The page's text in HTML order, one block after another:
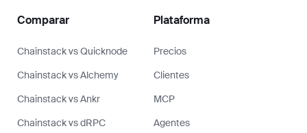
Comparar
Chainstack vs Quicknode
Chainstack vs Alchemy
Chainstack vs Ankr
Chainstack vs dRPC
Plataforma
Precios
Clientes
MCP
Agentes